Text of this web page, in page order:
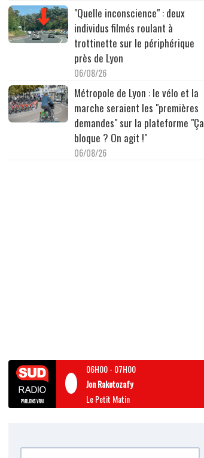
"Quelle inconscience" : deux
individus filmés roulant à
trottinette sur le périphérique
près de Lyon
06/08/26
Métropole de Lyon : le vélo et la
marche seraient les "premières
demandes" sur la plateforme "Ça
bloque ? On agit !"
06/08/26
06H00- 07H00
Jon Rakotozafy
Le Petit Matin